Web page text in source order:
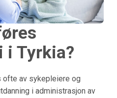
i Tyrkia?
ofte av sykepleiere og
i administrasjon av